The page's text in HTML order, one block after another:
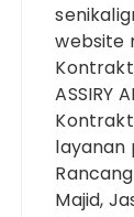
website
ASSIRY
layanan
Majid,